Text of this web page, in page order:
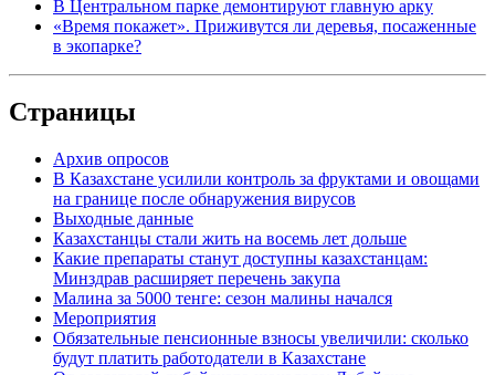
В Центральном парке демонтируют главную арку
«Время покажет». Приживутся ли деревья, посаженные
в экопарке?
Страницы
Архив опросов
В Казахстане усилили контроль за фруктами и овощами
на границе после обнаружения вирусов
Выходные данные
Казахстанцы стали жить на восемь лет дольше
Какие препараты станут доступны казахстанцам:
Минздрав расширяет перечень закупа
Малина за 5000 тенге: сезон малины начался
Мероприятия
Обязательные пенсионные взносы увеличили: сколько
будут платить работодатели в Казахстане